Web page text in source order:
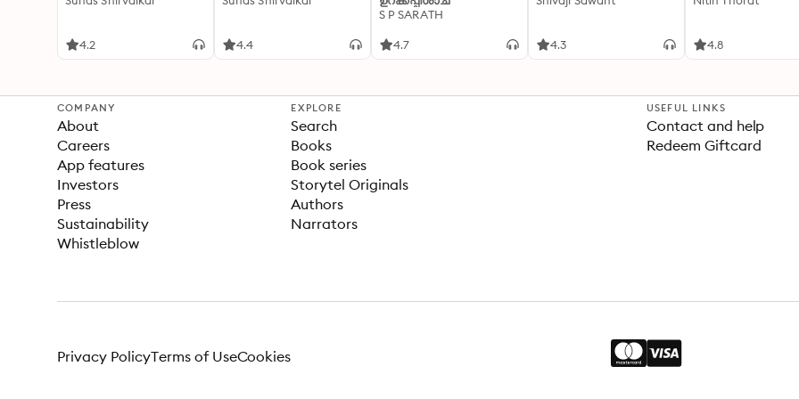
4.2 4.4
S P SARATH
4.7 4.3 4.8
COMPANY
About
Careers
App features
Investors
Press
Sustainability
Whistleblow
EXPLORE
Search
Books
Book series
Storytel Originals
Authors
Narrators
USEFUL LINKS
Contact and help
Redeem Giftcard
Privacy PolicyTerms of UseCookies